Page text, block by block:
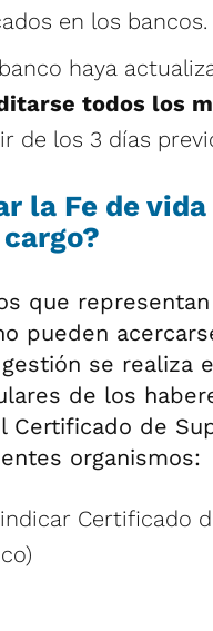
en los bancos.
haya
todos los
de los 3 días
la Fe de
que
pueden
se realiza
de los
Certificado de
organismos:
indicar Certificado